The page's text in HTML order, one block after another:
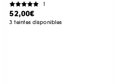
1
52,00€
3 teintes disponibles